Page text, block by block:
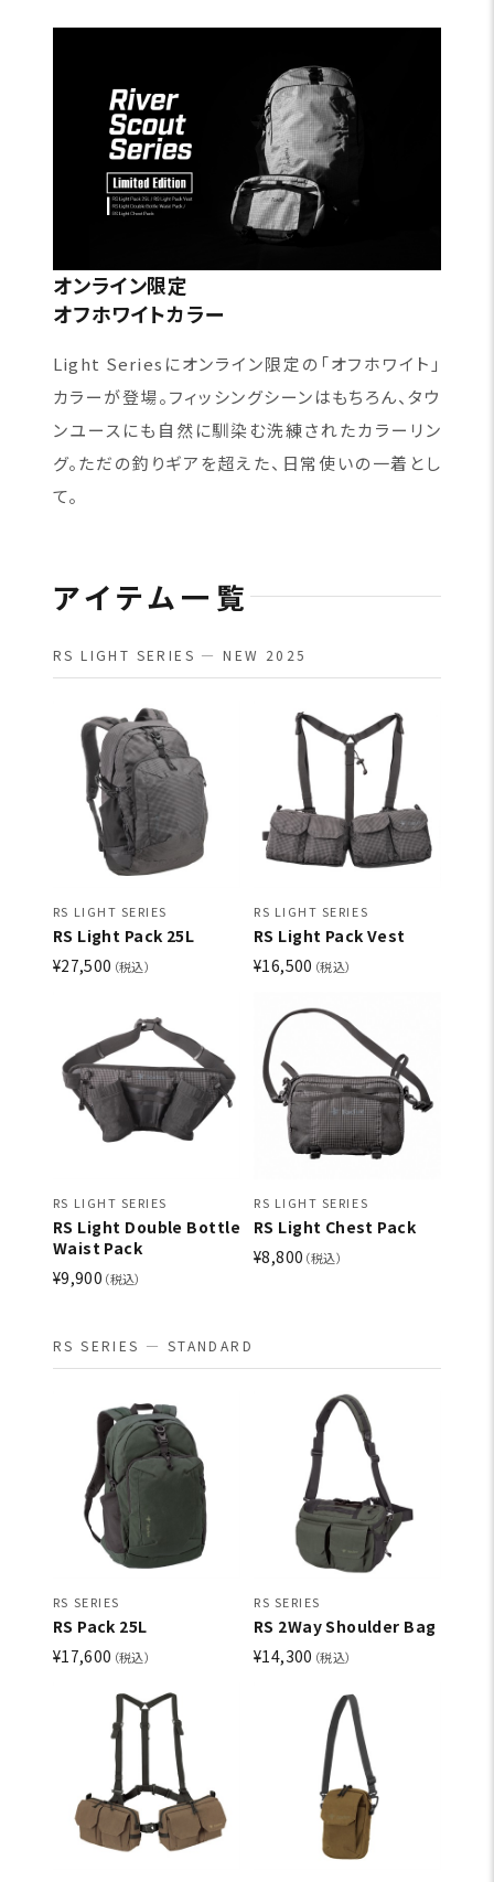
オンライン限定
オフホワイトカラー
Light Seriesにオンライン限定の「オフホワイト」
カラーが登場。フィッシングシーンはもちろん、タウ
ンユースにも自然に馴染む洗練されたカラーリン
グ。ただの釣りギアを超えた、日常使いの一着とし
て。
アイテム一覧
RS LIGHT SERIES — NEW 2025
RS LIGHT SERIES
RS Light Pack 25L
¥27,500 （税込）
RS LIGHT SERIES
RS Light Pack Vest
¥16,500 （税込）
RS LIGHT SERIES
RS Light Double Bottle
Waist Pack
¥9,900 （税込）
RS LIGHT SERIES
RS Light Chest Pack
¥8,800 （税込）
RS SERIES — STANDARD
RS SERIES
RS Pack 25L
¥17,600 （税込）
RS SERIES
RS 2Way Shoulder Bag
¥14,300 （税込）